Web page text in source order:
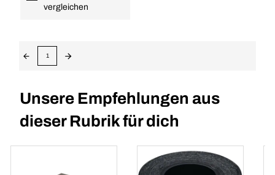
vergleichen
1
Unsere Empfehlungen aus
dieser Rubrik für dich